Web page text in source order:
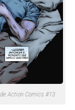
Action Comics #13